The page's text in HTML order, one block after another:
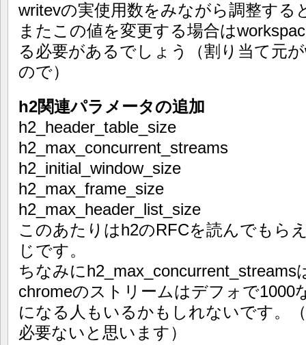
writevの実使用数をみながら調整する
またこの値を変更する場合は
る必要があるでしょう（割り当て元
ので）
h2関連パラメータの追加
h2_header_table_size
h2_max_concurrent_streams
h2_initial_window_size
h2_max_frame_size
h2_max_header_list_size
このあたりはh2のRFCを読んでもら
じです。
ちなみにh2_max_concurrent_streams
chromeのストリームはデフォで1000
になる人もいるかもしれないです。
必要ないと思います）